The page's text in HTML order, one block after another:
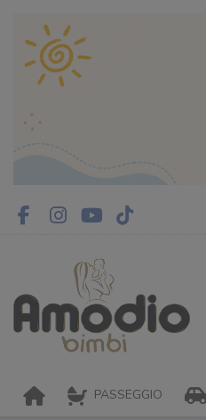
PASSEGGIO